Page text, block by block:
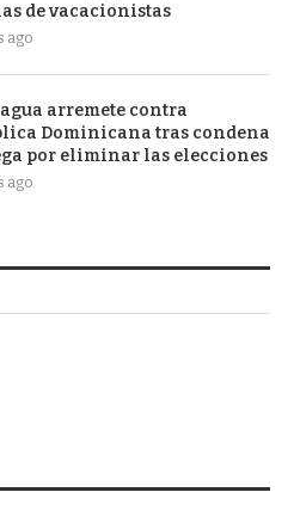
de vacacionistas
ago
arremete contra
Dominicana tras condena
por eliminar las elecciones
ago